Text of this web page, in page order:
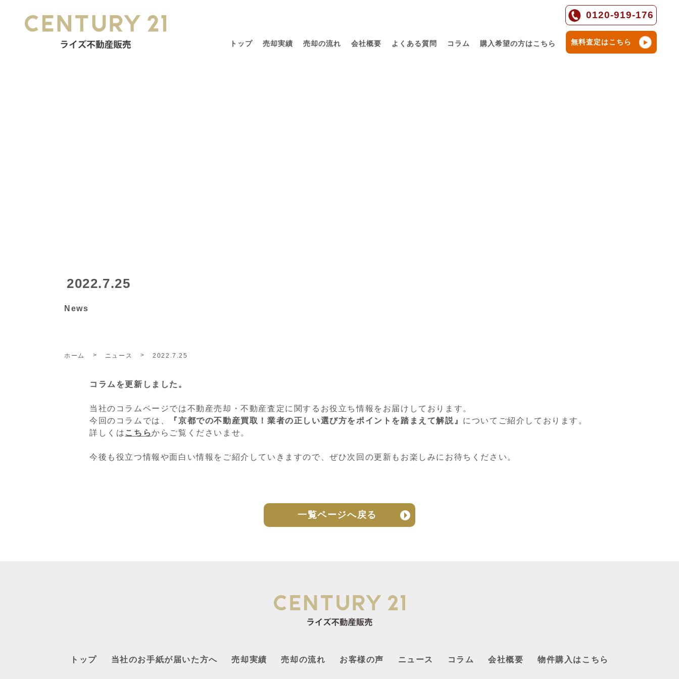
0120-919-176
トップ 売却実績 売却の流れ 会社概要 よくある質問 コラム 購入希望の方はこちら 無料査定はこちら
2022.7.25
News
ホーム ニュース 2022.7.25
コラムを更新しました。
当社のコラムページでは不動産売却・不動産査定に関するお役立ち情報をお届けしております。
今回のコラムでは、
『京都での不動産買取！業者の正しい選び方をポイントを踏まえて解説』 についてご紹介しております。
詳しくは こちらからご覧くださいませ。
今後も役立つ情報や面白い情報をご紹介していきますので、ぜひ次回の更新もお楽しみにお待ちください。
一覧ページへ戻る
トップ 当社のお手紙が届いた方へ 売却実績 売却の流れ お客様の声 ニュース コラム 会社概要 物件購入はこちら